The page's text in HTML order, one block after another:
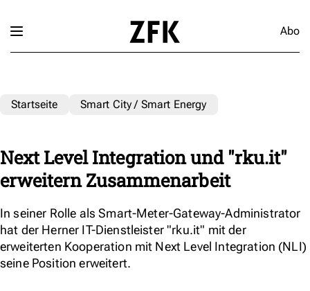
Abo
Startseite Smart City / Smart Energy
Next Level Integration und "rku.it"
erweitern Zusammenarbeit
In seiner Rolle als Smart-Meter-Gateway-Administrator
hat der Herner IT-Dienstleister "rku.it" mit der
erweiterten Kooperation mit Next Level Integration (NLI)
seine Position erweitert.